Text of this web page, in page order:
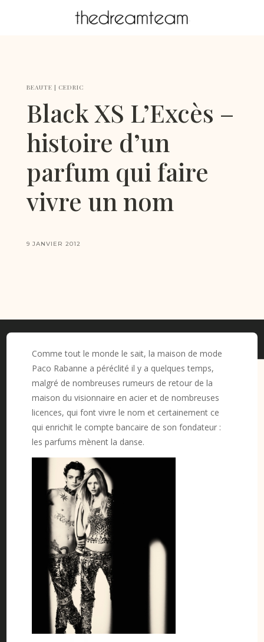
BEAUTE | CEDRIC
Black XS L’Excès –
histoire d’un
parfum qui faire
vivre un nom
9 JANVIER 2012
Comme tout le monde le sait, la maison de mode
Paco Rabanne a péréclité il y a quelques temps,
malgré de nombreuses rumeurs de retour de la
maison du visionnaire en acier et de nombreuses
licences, qui font vivre le nom et certainement ce
qui enrichit le compte bancaire de son fondateur :
les parfums mènent la danse.